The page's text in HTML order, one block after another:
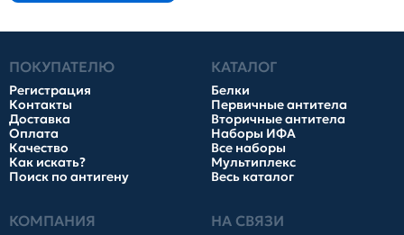
ПОКУПАТЕЛЮ
Регистрация
Контакты
Доставка
Оплата
Качество
Как искать?
Поиск по антигену
КАТАЛОГ
Белки
Первичные антитела
Вторичные антитела
Наборы ИФА
Все наборы
Мультиплекс
Весь каталог
КОМПАНИЯ НА СВЯЗИ